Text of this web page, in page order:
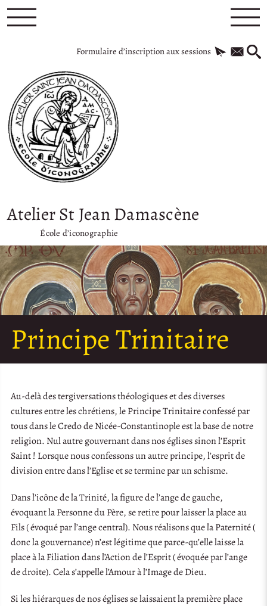
Formulaire d’inscription aux sessions
Atelier St Jean Damascène
École d’iconographie
Principe Trinitaire
Au-delà des tergiversations théologiques et des diverses
cultures entre les chrétiens, le Principe Trinitaire confessé par
tous dans le Credo de Nicée-Constantinople est la base de notre
religion. Nul autre gouvernant dans nos églises sinon l’Esprit
Saint ! Lorsque nous confessons un autre principe, l’esprit de
division entre dans l’Eglise et se termine par un schisme.
Dans l’icône de la Trinité, la figure de l’ange de gauche,
évoquant la Personne du Père, se retire pour laisser la place au
Fils ( évoqué par l’ange central). Nous réalisons que la Paternité (
donc la gouvernance) n’est légitime que parce-qu’elle laisse la
place à la Filiation dans l’Action de l’Esprit ( évoquée par l’ange
de droite). Cela s’appelle l’Amour à l’Image de Dieu.
Si les hiérarques de nos églises se laissaient la première place